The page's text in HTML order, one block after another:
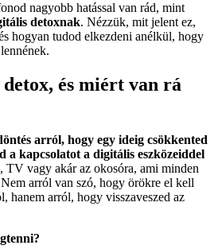
nagyobb hatással van rád, mint
detoxnak. Nézzük, mit jelent ez,
hogyan tudod elkezdeni anélkül, hogy
és miért van rá
arról, hogy egy ideig csökkented
a kapcsolatot a digitális eszközeiddel
TV vagy akár az okosóra, ami minden
arról van szó, hogy örökre el kell
hanem arról, hogy visszaveszed az